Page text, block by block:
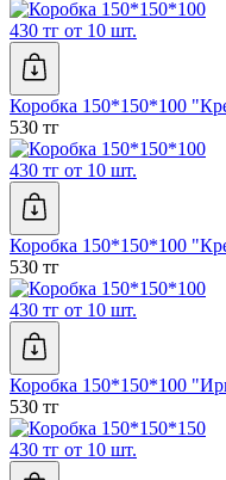
430 тг от 10 шт.
Коробка 150*150*100
530 тг
430 тг от 10 шт.
Коробка 150*150*100
530 тг
430 тг от 10 шт.
Коробка 150*150*100
530 тг
430 тг от 10 шт.